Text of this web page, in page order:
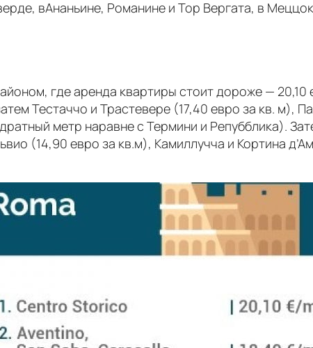
вАнаньине, Романине и Тор Вергата, в
где аренда квартиры стоит дороже — 20,10
Тестаччо и Трастевере (17,40 евро за кв. м),
метр наравне с Термини и Репубблика).
(14,90 евро за кв.м), Камиллучча и Кортина